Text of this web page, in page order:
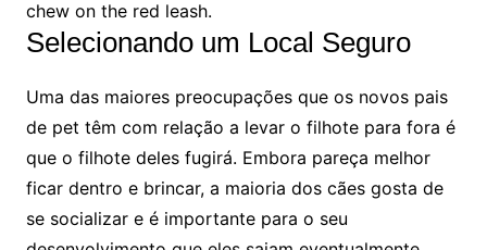
Selecionando um Local Seguro
Uma das maiores preocupações que os novos pais
de pet têm com relação a levar o filhote para fora é
que o filhote deles fugirá. Embora pareça melhor
ficar dentro e brincar, a maioria dos cães gosta de
se socializar e é importante para o seu